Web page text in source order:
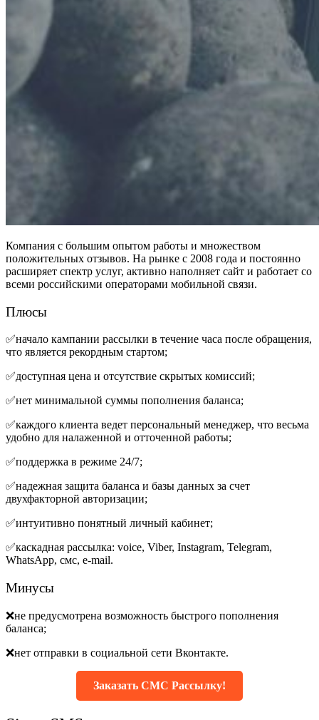
Компания с большим опытом работы и множеством
положительных отзывов. На рынке с 2008 года и постоянно
расширяет спектр услуг, активно наполняет сайт и работает со
всеми российскими операторами мобильной связи.
Плюсы
✅начало кампании рассылки в течение часа после обращения,
что является рекордным стартом;
✅доступная цена и отсутствие скрытых комиссий;
✅нет минимальной суммы пополнения баланса;
✅каждого клиента ведет персональный менеджер, что весьма
удобно для налаженной и отточенной работы;
✅поддержка в режиме 24/7;
✅надежная защита баланса и базы данных за счет
двухфакторной авторизации;
✅интуитивно понятный личный кабинет;
✅каскадная рассылка: voice, Viber, Instagram, Telegram,
WhatsApp, смс, e-mail.
Минусы
❌не предусмотрена возможность быстрого пополнения
баланса;
❌нет отправки в социальной сети Вконтакте.
Заказать СМС Рассылку!